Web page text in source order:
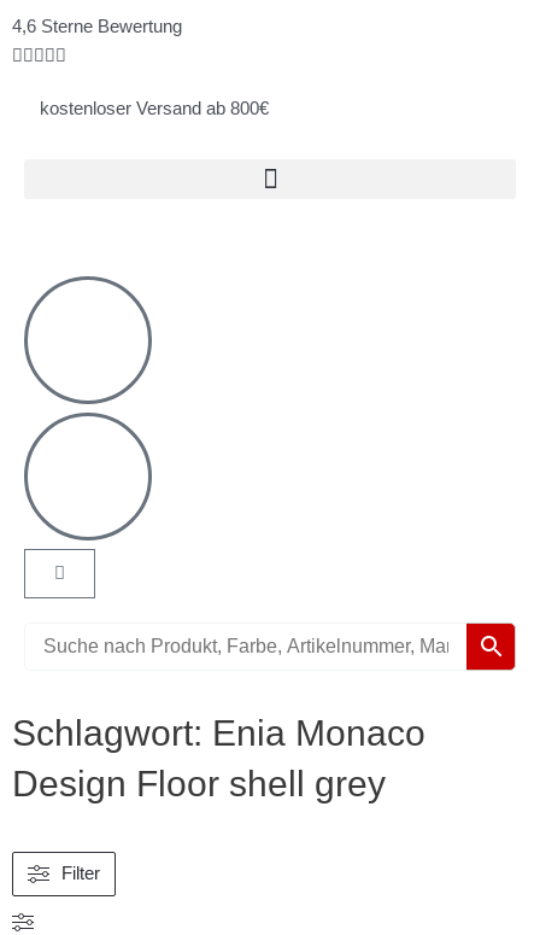
4,6 Sterne Bewertung
    
Bewertet
von
kostenloser Versand ab 800€
Warenkorb
Schlagwort: Enia Monaco
Design Floor shell grey
Filter